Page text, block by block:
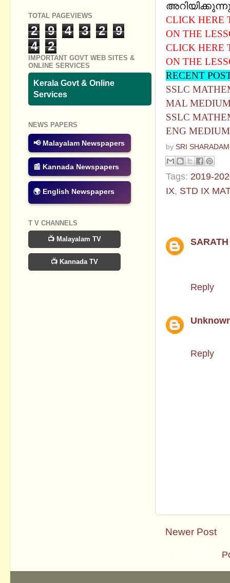
CLICK HERE
ON THE
CLICK HERE
ON THE
RECENT
SSLC
MAL
SSLC
ENG MEDIUM
by SRI
Tags: 2019-
IX, STD IX
SARATH
Reply
Reply
Newer Post
TOTAL PAGEVIEWS
2 9 4 3 2
9
4
2
IMPORTANT GOVT WEB SITES &
ONLINE SERVICES
Kerala Govt & Online
Services
NEWS PAPERS
📢 Malayalam Newspapers
📰 Kannada Newspapers
🌍 English Newspapers
T V CHANNELS
📺 Malayalam TV
📺 Kannada TV